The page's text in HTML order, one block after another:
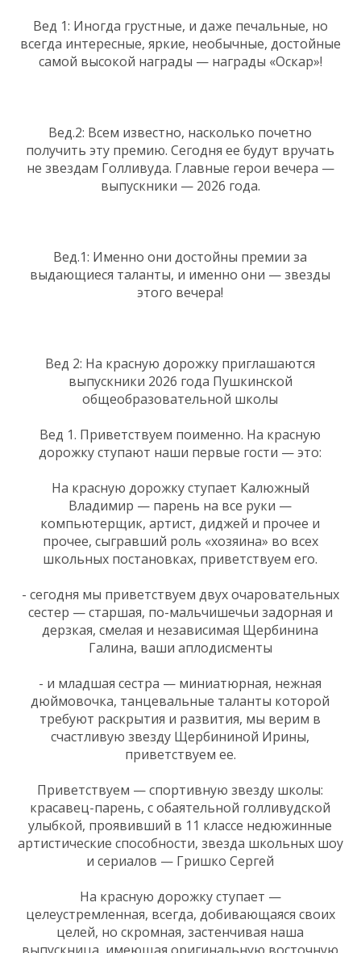
Вед 1: Иногда грустные, и даже печальные, но
всегда интересные, яркие, необычные, достойные
самой высокой награды — награды «Оскар»!
Вед.2: Всем известно, насколько почетно
получить эту премию. Сегодня ее будут вручать
не звездам Голливуда. Главные герои вечера —
выпускники — 2026 года.
Вед.1: Именно они достойны премии за
выдающиеся таланты, и именно они — звезды
этого вечера!
Вед 2: На красную дорожку приглашаются
выпускники 2026 года Пушкинской
общеобразовательной школы
Вед 1. Приветствуем поименно. На красную
дорожку ступают наши первые гости — это:
На красную дорожку ступает Калюжный
Владимир — парень на все руки —
компьютерщик, артист, диджей и прочее и
прочее, сыгравший роль «хозяина» во всех
школьных постановках, приветствуем его.
- сегодня мы приветствуем двух очаровательных
сестер — старшая, по-мальчишечьи задорная и
дерзкая, смелая и независимая Щербинина
Галина, ваши аплодисменты
- и младшая сестра — миниатюрная, нежная
дюймовочка, танцевальные таланты которой
требуют раскрытия и развития, мы верим в
счастливую звезду Щербининой Ирины,
приветствуем ее.
Приветствуем — спортивную звезду школы:
красавец-парень, с обаятельной голливудской
улыбкой, проявивший в 11 классе недюжинные
артистические способности, звезда школьных шоу
и сериалов — Гришко Сергей
На красную дорожку ступает —
целеустремленная, всегда, добивающаяся своих
целей, но скромная, застенчивая наша
выпускница, имеющая оригинальную восточную